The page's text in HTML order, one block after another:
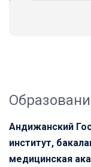
Андижанский
институт,
медицинская